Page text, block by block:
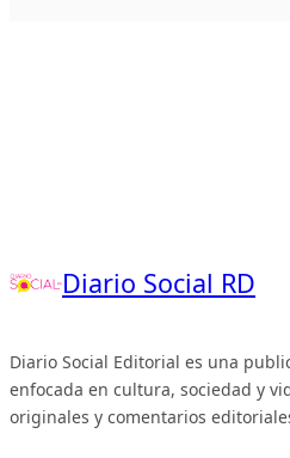
Diario Social RD
Diario Social Editorial es una
enfocada en cultura, sociedad y
originales y comentarios